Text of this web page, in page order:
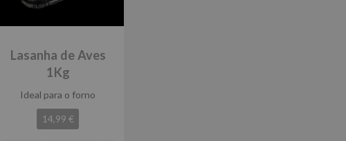
Lasanha de Aves
1Kg
Ideal para o forno
14,99 €